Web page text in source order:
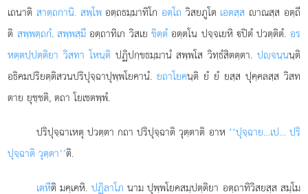
เถนาติ สาตฺถกานิ. สพฺโพอตฺถธมฺมาทิโกอตฺโถ วิสยภูโต เอตสฺส าณสฺส อตฺถี
ติ สพฺพตฺถกํ. สพฺพสฺมึอตฺถาทิเก วิสเย ขิตฺตํ อตฺตโน ปจฺจเยหิ ปิตํ ปวตฺติตํ. อร
หตฺตปฺปตฺติยา วิสทา โหนฺติ ปฏิปกฺขธมฺมานํ สพฺพโส วิทฺธํสิตตฺตา. ปฺจนฺนนฺติ
อธิคมปริยตฺติสวนปริปุจฺฉาปุพฺพโยคานํ. ยถาโยคนฺติ ยํ ยํ ยสฺส ปุคฺคลสฺส วิสท
ตาย ยุชฺชติ, ตถา โยเชตพฺพํ.
ปริปุจฺฉาเหตุ ปวตฺตา กถา ปริปุจฺฉาติ วุตฺตาติ อาห ‘‘ปุจฺฉาย…เป… ปริ
ปุจฺฉาติ วุตฺตา’’ติ.
เตหีติ มคฺเคหิ. ปฏิลาโภ นาม ปุพฺพโยคสมฺปตฺติยา อตฺถาทิวิสยสฺส สมฺโม